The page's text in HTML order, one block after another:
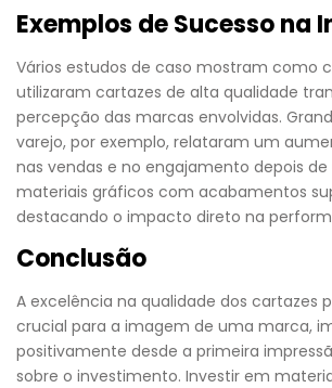
Exemplos de Sucesso na
Vários estudos de caso mostram como
utilizaram cartazes de alta qualidade
percepção das marcas envolvidas.
varejo, por exemplo, relataram um
nas vendas e no engajamento depois
materiais gráficos com acabamentos
destacando o impacto direto na
Conclusão
A excelência na qualidade dos cartazes
crucial para a imagem de uma marca,
positivamente desde a primeira
sobre o investimento. Investir em